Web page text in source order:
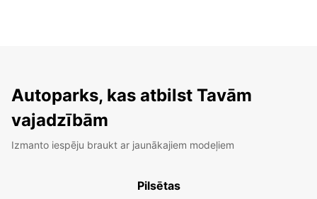
Autoparks, kas atbilst Tavām
vajadzībām
Izmanto iespēju braukt ar jaunākajiem modeļiem
Pilsētas